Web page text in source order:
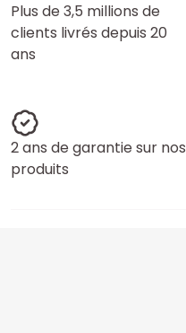
Plus de 3,5 millions de
clients livrés depuis 20
ans
2 ans de garantie sur nos
produits